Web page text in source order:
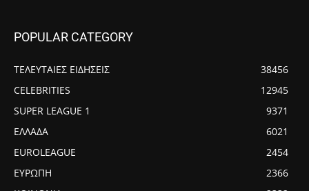
POPULAR CATEGORY
ΤΕΛΕΥΤΑΙΕΣ ΕΙΔΗΣΕΙΣ
38456
CELEBRITIES
12945
SUPER LEAGUE 1
9371
ΕΛΛΑΔΑ
6021
EUROLEAGUE
2454
ΕΥΡΩΠΗ
2366